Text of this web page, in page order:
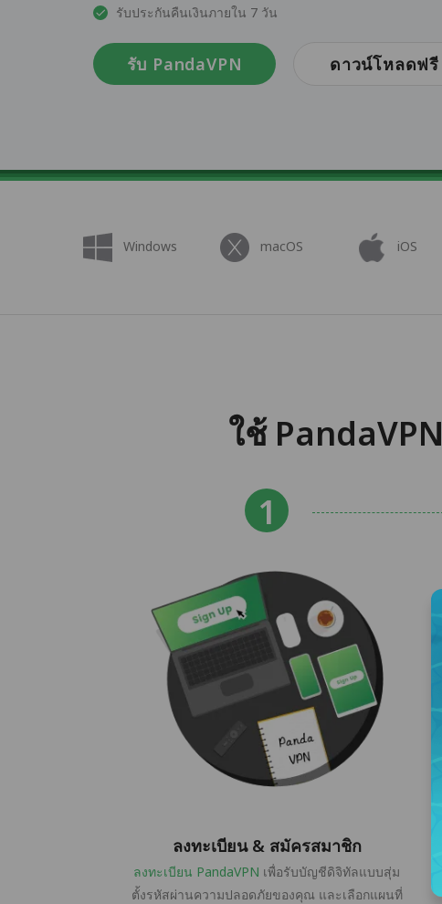
รับประกันคืนเงินภายใน 7 วัน
รับ PandaVPN ดาวน์โหลดฟรี
Windows macOS iOS
ใช้
ลงทะเบียน & สมัครสมาชิก
ลงทะเบียน PandaVPN เพื่อรับบัญชีดิจิทัลแบบสุ่ม
ตั้งรหัสผ่านความปลอดภัยของคุณ และเลือกแผนที่